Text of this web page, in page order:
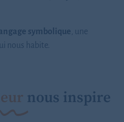
symbolique, une
nous habite.
nous inspire